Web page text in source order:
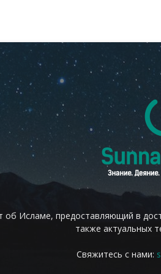
об Исламе, предоставляющий в
также актуальных
Свяжитесь с нами: